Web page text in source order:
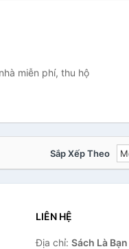
miễn phí, thu hộ
Sắp Xếp Theo
LIÊN HỆ
Địa chỉ: Sách Là Bạn